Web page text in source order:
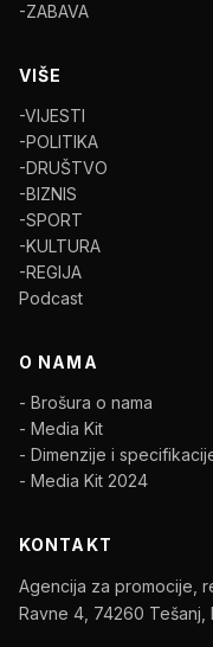
-ZABAVA
VIŠE
-VIJESTI
-POLITIKA
-DRUŠTVO
-BIZNIS
-SPORT
-KULTURA
-REGIJA
Podcast
O NAMA
- Brošura o nama
- Media Kit
- Dimenzije i
- Media Kit 2024
KONTAKT
Agencija za promocije,
Ravne 4, 74260 Tešanj,